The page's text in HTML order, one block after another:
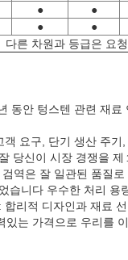
● ●
● ●
다른 차원과 등급은 요
동안 텅스텐 관련 재
객 요구, 단기 생산 주
당신이 시장 경쟁을 제
역은 잘 일관된 품질로
습니다 우수한 처리
리적 디자인과 재료
는 가격으로 우리를 이